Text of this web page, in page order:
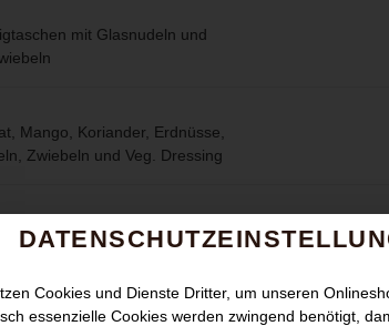
mit Glasnudeln und
Mango, Koriander, Erdnüsse,
Zwiebeln und Veg. Dressing
Mango, Koriander, Erdnüsse,
Zwiebeln und Veg. Dressing
Cookies und Dienste Dritter, um unseren
essenzielle Cookies werden zwingend benötigt,